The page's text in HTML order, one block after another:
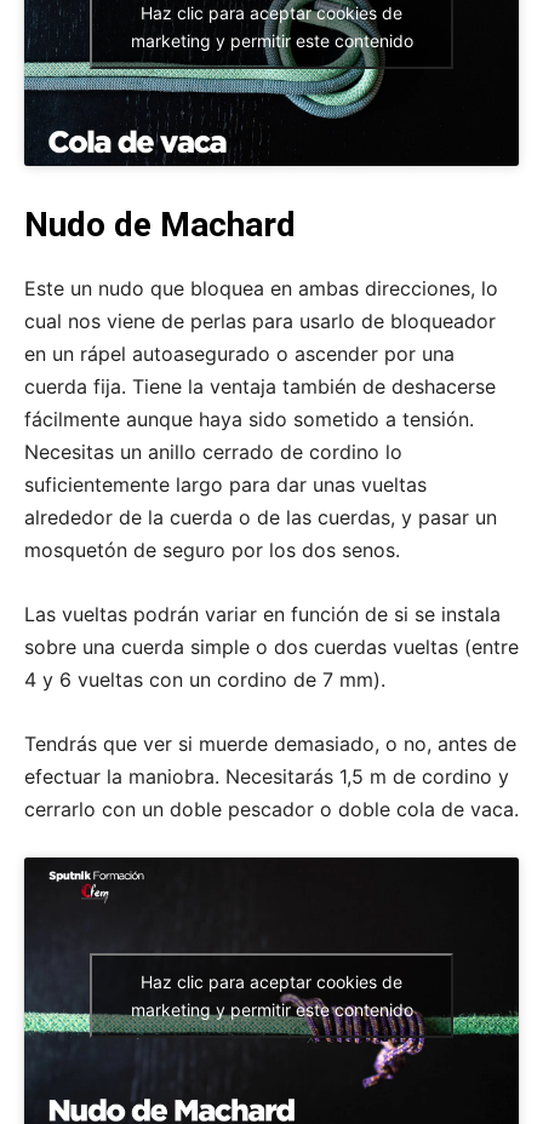
Haz clic para aceptar cookies de
marketing y permitir este contenido
Nudo de Machard
Este un nudo que bloquea en ambas direcciones, lo
cual nos viene de perlas para usarlo de bloqueador
en un rápel autoasegurado o ascender por una
cuerda fija. Tiene la ventaja también de deshacerse
fácilmente aunque haya sido sometido a tensión.
Necesitas un anillo cerrado de cordino lo
suficientemente largo para dar unas vueltas
alrededor de la cuerda o de las cuerdas, y pasar un
mosquetón de seguro por los dos senos.
Las vueltas podrán variar en función de si se instala
sobre una cuerda simple o dos cuerdas vueltas (entre
4 y 6 vueltas con un cordino de 7 mm).
Tendrás que ver si muerde demasiado, o no, antes de
efectuar la maniobra. Necesitarás 1,5 m de cordino y
cerrarlo con un doble pescador o doble cola de vaca.
Haz clic para aceptar cookies de
marketing y permitir este contenido